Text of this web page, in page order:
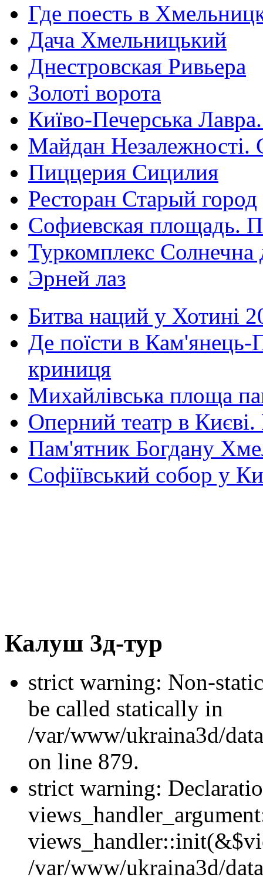
Где поесть в
Дача Хмельницький
Днестровская Ривьера
Золоті ворота
Київо-Печерська
Майдан Незалежності.
Пиццерия Сицилия
Ресторан Старый город
Софиевская площадь.
Туркомплекс Солнечна
Эрней лаз
Битва наций у Хотині
Де поїсти в Кам'янець-
криниця
Михайлівська площа
Оперний театр в
Пам'ятник Богдану
Софіївський собор у
Калуш 3д-тур
strict warning: Non-
be called statically in
/var/www/ukraina3d/
on line 879.
strict warning:
/var/www/ukraina3d/